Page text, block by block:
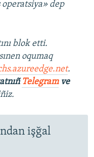
dep
blok etti.
oqumaq
.
Telegramve
işğal